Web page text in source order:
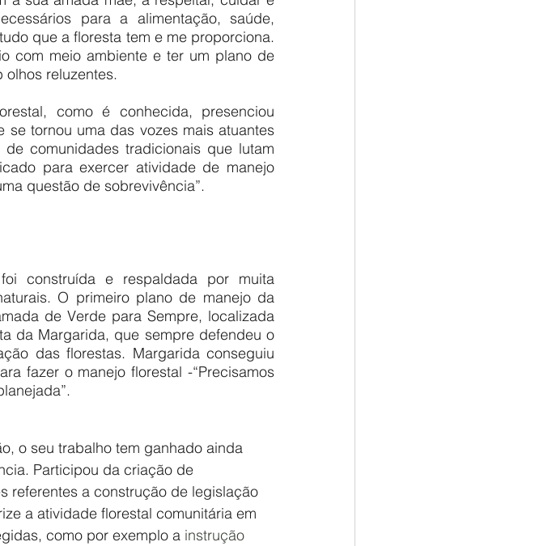
para a alimentação, saúde,
que a floresta tem e me proporciona.
com meio ambiente e ter um plano de
olhos reluzentes.
como é conhecida, presenciou
se tornou uma das vozes mais atuantes
comunidades tradicionais que lutam
para exercer atividade de manejo
questão de sobrevivência”.
construída e respaldada por muita
O primeiro plano de manejo da
de Verde para Sempre, localizada
da Margarida, que sempre defendeu o
das florestas. Margarida conseguiu
fazer o manejo florestal -“Precisamos
o seu trabalho tem ganhado ainda
Participou da criação de
referentes a construção de legislação
a atividade florestal comunitária em
como por exemplo a instrução